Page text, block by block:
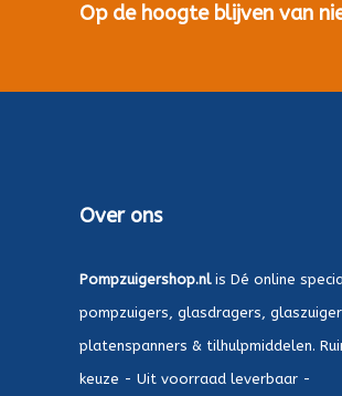
Op de hoogte blijven van
Over ons
Pompzuigershop.nlis Dé online
pompzuigers, glasdragers,
platenspanners & tilhulpmiddelen.
keuze - Uit voorraad leverbaar -